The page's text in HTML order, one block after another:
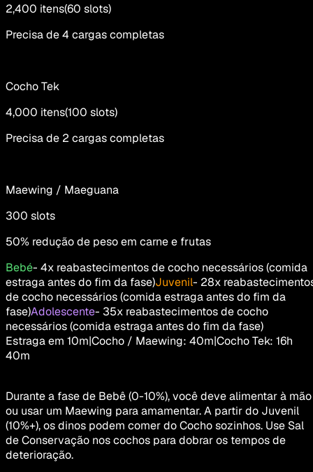
2,400 itens(60 slots)
Precisa de 4 cargas completas
Cocho Tek
4,000 itens(100 slots)
Precisa de 2 cargas completas
Maewing / Maeguana
300 slots
50% redução de peso em carne e frutas
Bebé- 4x reabastecimentos de cocho necessários (comida
estraga antes do fim da fase)Juvenil- 28x
de cocho necessários (comida estraga antes do fim da
fase)Adolescente- 35x reabastecimentos de cocho
necessários (comida estraga antes do fim da fase)
Estraga em 10m|Cocho / Maewing: 40m|Cocho Tek: 16h
40m
Durante a fase de Bebê (0-10%), você deve alimentar à mão
ou usar um Maewing para amamentar. A partir do Juvenil
(10%+), os dinos podem comer do Cocho sozinhos. Use Sal
de Conservação nos cochos para dobrar os tempos de
deterioração.